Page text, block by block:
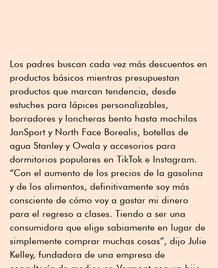
Los padres buscan cada vez más descuentos en
productos básicos mientras presupuestan
productos que marcan tendencia, desde
estuches para lápices personalizables,
borradores y loncheras bento hasta mochilas
JanSport y North Face Borealis, botellas de
agua Stanley y Owala y accesorios para
dormitorios populares en TikTok e Instagram.
“Con el aumento de los precios de la gasolina
y de los alimentos, definitivamente soy más
consciente de cómo voy a gastar mi dinero
para el regreso a clases. Tiendo a ser una
consumidora que elige sabiamente en lugar de
simplemente comprar muchas cosas”, dijo Julie
Kelley, fundadora de una empresa de